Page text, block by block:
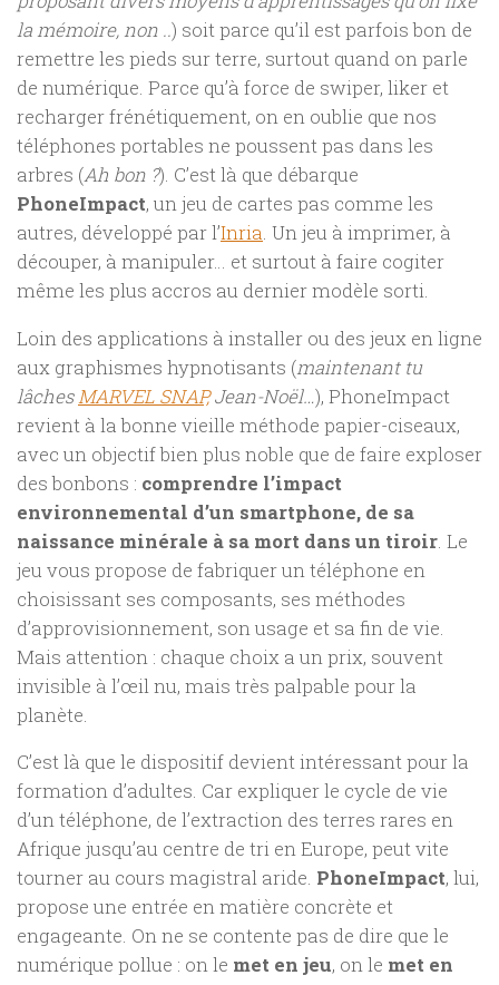
la mémoire, non ..) soit parce qu’il est parfois bon de
remettre les pieds sur terre, surtout quand on parle
de numérique. Parce qu’à force de swiper, liker et
recharger frénétiquement, on en oublie que nos
téléphones portables ne poussent pas dans les
arbres (Ah bon ?). C’est là que débarque
PhoneImpact, un jeu de cartes pas comme les
autres, développé par l’Inria. Un jeu à imprimer, à
découper, à manipuler… et surtout à faire cogiter
même les plus accros au dernier modèle sorti.
Loin des applications à installer ou des jeux en ligne
aux graphismes hypnotisants (maintenant tu
lâchesMARVEL SNAP,Jean-Noël…), PhoneImpact
revient à la bonne vieille méthode papier-ciseaux,
avec un objectif bien plus noble que de faire exploser
des bonbons : comprendre l’impact
environnemental d’un smartphone, de sa
naissance minérale à sa mort dans un tiroir. Le
jeu vous propose de fabriquer un téléphone en
choisissant ses composants, ses méthodes
d’approvisionnement, son usage et sa fin de vie.
Mais attention : chaque choix a un prix, souvent
invisible à l’œil nu, mais très palpable pour la
planète.
C’est là que le dispositif devient intéressant pour la
formation d’adultes. Car expliquer le cycle de vie
d’un téléphone, de l’extraction des terres rares en
Afrique jusqu’au centre de tri en Europe, peut vite
tourner au cours magistral aride. PhoneImpact, lui,
propose une entrée en matière concrète et
engageante. On ne se contente pas de dire que le
numérique pollue : on le met en jeu, on le met en